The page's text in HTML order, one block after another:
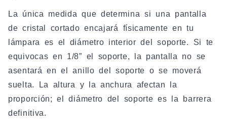
La única medida que determina si una pantalla
de cristal cortado encajará físicamente en tu
lámpara es el diámetro interior del soporte. Si te
equivocas en 1/8” el soporte, la pantalla no se
asentará en el anillo del soporte o se moverá
suelta. La altura y la anchura afectan la
proporción; el diámetro del soporte es la barrera
definitiva.